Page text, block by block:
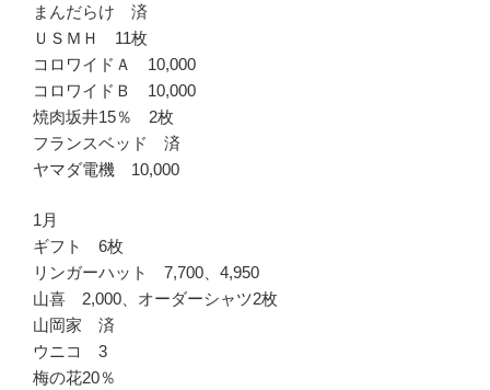
まんだらけ 済
ＵＳＭＨ 11枚
コロワイドＡ 10,000
コロワイドＢ 10,000
焼肉坂井15％ 2枚
フランスベッド 済
ヤマダ電機 10,000
1月
ギフト 6枚
リンガーハット 7,700、4,950
山喜 2,000、オーダーシャツ2枚
山岡家 済
ウニコ 3
梅の花20％